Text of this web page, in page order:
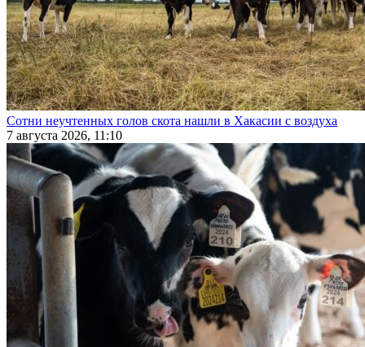
Сотни неучтенных голов скота нашли в Хакасии с воздуха
7 августа 2026, 11:10